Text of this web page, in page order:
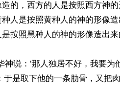
的，西方的人是按照西方神
人是按照黄种人的神的形像
按照黑种人的神的形像造出
神说：‘那人独居不好，我要为
是取下他的一条肋骨，又把